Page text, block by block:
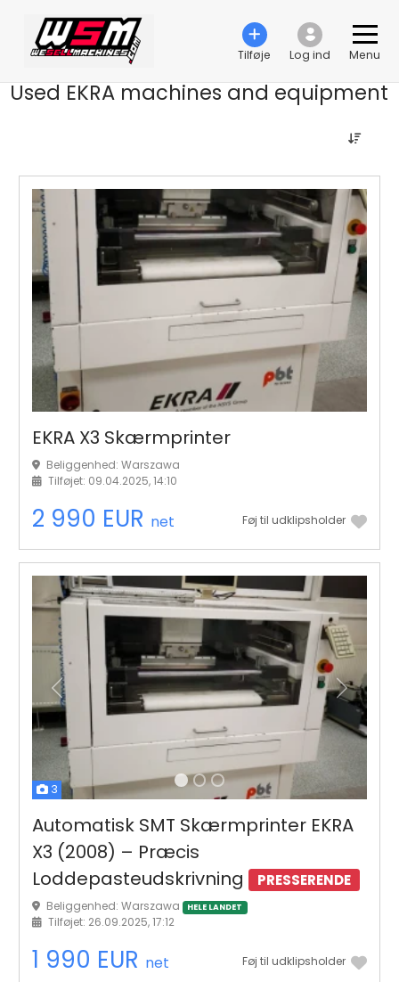
Tilføje Log ind Menu
Used EKRA machines and equipment
EKRA X3 Skærmprinter
Beliggenhed: Warszawa
Tilføjet: 09.04.2025, 14:10
2 990 EUR net Føj til udklipsholder
3
Tidligere Næste
Automatisk SMT Skærmprinter EKRA
X3 (2008) – Præcis
Loddepasteudskrivning
PRESSERENDE
Beliggenhed: Warszawa HELE LANDET
Tilføjet: 26.09.2025, 17:12
1 990 EUR net Føj til udklipsholder